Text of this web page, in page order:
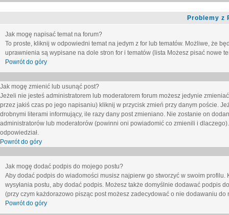
Problemy z
Jak mogę napisać temat na forum?
To proste, kliknij w odpowiedni temat na jedym z for lub tematów. Możliwe, że
uprawnienia są wypisane na dole stron for i tematów (lista Możesz pisać nowe
Powrót do góry
Jak mogę zmienić lub usunąć post?
Jeżeli nie jesteś administratorem lub moderatorem forum możesz jedynie
przez jakiś czas po jego napisaniu) kliknij w przycisk zmień przy danym poście.
drobnymi literami informujący, ile razy dany post zmieniano. Nie zostanie on
administratorów lub moderatorów (powinni oni powiadomić co zmienili i
odpowiedział.
Powrót do góry
Jak mogę dodać podpis do mojego postu?
Aby dodać podpis do wiadomości musisz najpierw go stworzyć w swoim
wysyłania postu, aby dodać podpis. Możesz także domyślnie dodawać podpis
(przy czym każdorazowo pisząc post możesz zadecydować o nie dodawaniu
Powrót do góry